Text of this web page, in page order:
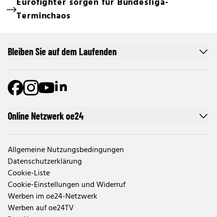
Eurofighter sorgen für Bundesliga-
Terminchaos
Online Netzwerk oe24
Allgemeine Nutzungsbedingungen
Datenschutzerklärung
Cookie-Liste
Cookie-Einstellungen und Widerruf
Werben im oe24-Netzwerk
Werben auf oe24TV
Bleiben Sie auf dem Laufenden